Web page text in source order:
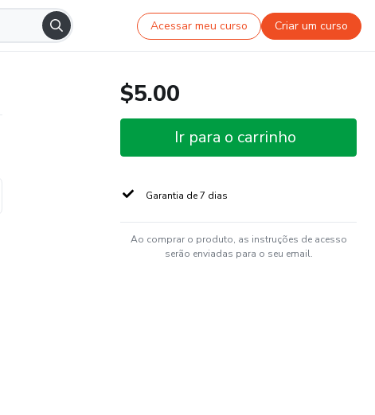
Acessar meu curso Criar um curso
$5.00
Ir para o carrinho
Garantia de 7 dias
Ao comprar o produto, as instruções de acesso
serão enviadas para o seu email.